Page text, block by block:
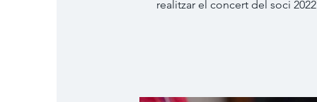
realitzar el concert del soci